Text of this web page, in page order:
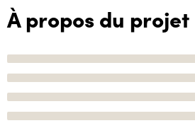
À propos du projet